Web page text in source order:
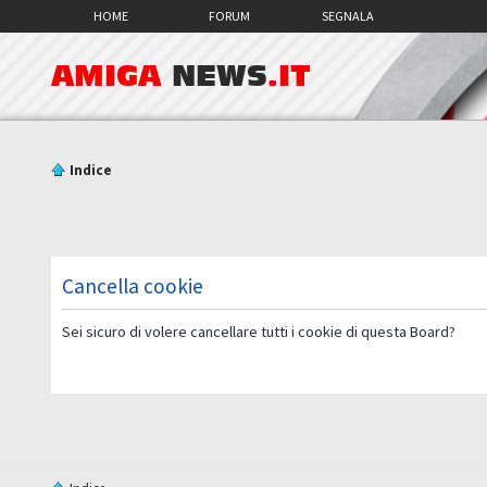
HOME FORUM SEGNALA
AMIGA NEWS.IT
Indice
Cancella cookie
Sei sicuro di volere cancellare tutti i cookie di questa Board?